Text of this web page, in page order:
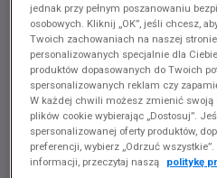
jednak przy pełnym poszanowaniu
osobowych. Kliknij „OK”, jeśli chcesz,
Twoich zachowaniach na naszej
personalizowanych specjalnie dla
produktów dopasowanych do Twoich
spersonalizowanych reklam czy
W każdej chwili możesz zmienić swoją
plików cookie wybierając „Dostosuj”.
spersonalizowanej oferty produktów,
preferencji, wybierz „Odrzuć
informacji, przeczytaj naszą
politykę